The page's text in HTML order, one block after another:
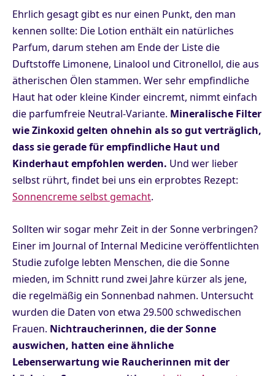
Ehrlich gesagt gibt es nur einen Punkt, den man
kennen sollte: Die Lotion enthält ein natürliches
Parfum, darum stehen am Ende der Liste die
Duftstoffe Limonene, Linalool und Citronellol, die aus
ätherischen Ölen stammen. Wer sehr empfindliche
Haut hat oder kleine Kinder eincremt, nimmt einfach
die parfumfreie Neutral-Variante. Mineralische Filter
wie Zinkoxid gelten ohnehin als so gut verträglich,
dass sie gerade für empfindliche Haut und
Kinderhaut empfohlen werden. Und wer lieber
selbst rührt, findet bei uns ein erprobtes Rezept:
Sonnencreme selbst gemacht.
Sollten wir sogar mehr Zeit in der Sonne verbringen?
Einer im Journal of Internal Medicine veröffentlichten
Studie zufolge lebten Menschen, die die Sonne
mieden, im Schnitt rund zwei Jahre kürzer als jene,
die regelmäßig ein Sonnenbad nahmen. Untersucht
wurden die Daten von etwa 29.500 schwedischen
Frauen. Nichtraucherinnen, die der Sonne
auswichen, hatten eine ähnliche
Lebenserwartung wie Raucherinnen mit der